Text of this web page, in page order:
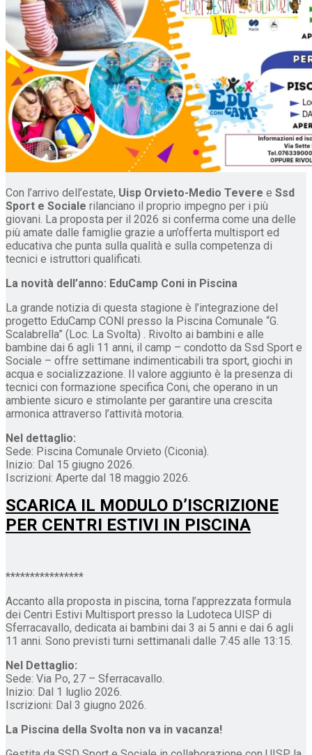
Con l’arrivo dell’estate, Uisp Orvieto-Medio Tevere e Ssd
Sport e Sociale rilanciano il proprio impegno per i più
giovani. La proposta per il 2026 si conferma come una delle
più amate dalle famiglie grazie a un’offerta multisport ed
educativa che punta sulla qualità e sulla competenza di
tecnici e istruttori qualificati.
La novità dell’anno: EduCamp Coni in Piscina
La grande notizia di questa stagione è l’integrazione del
progetto EduCamp CONI presso la Piscina Comunale “G.
Scalabrella” (Loc. La Svolta) . Rivolto ai bambini e alle
bambine dai 6 agli 11 anni, il camp – condotto da Ssd Sport e
Sociale – offre settimane indimenticabili tra sport, giochi in
acqua e socializzazione. Il valore aggiunto è la presenza di
tecnici con formazione specifica Coni, che operano in un
ambiente sicuro e stimolante per garantire una crescita
armonica attraverso l’attività motoria.
Nel dettaglio:
Sede: Piscina Comunale Orvieto (Ciconia).
Inizio: Dal 15 giugno 2026.
Iscrizioni: Aperte dal 18 maggio 2026.
SCARICA IL MODULO D’ISCRIZIONE
PER CENTRI ESTIVI IN PISCINA
****************
Accanto alla proposta in piscina, torna l’apprezzata formula
dei Centri Estivi Multisport presso la Ludoteca UISP di
Sferracavallo, dedicata ai bambini dai 3 ai 5 anni e dai 6 agli
11 anni. Sono previsti turni settimanali dalle 7:45 alle 13:15.
Nel Dettaglio:
Sede: Via Po, 27 – Sferracavallo.
Inizio: Dal 1 luglio 2026.
Iscrizioni: Dal 3 giugno 2026.
La Piscina della Svolta non va in vacanza!